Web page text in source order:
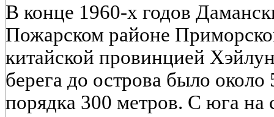
В конце 1960-х годов
Пожарском районе
китайской провинцией
берега до острова было около
порядка 300 метров. С юга на